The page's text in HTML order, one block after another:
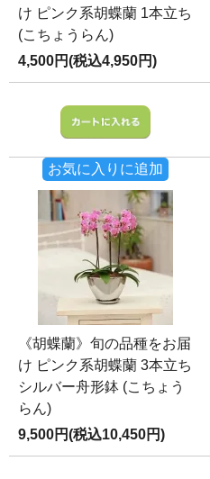
け ピンク系胡蝶蘭 1本立ち
(こちょうらん)
4,500円(税込4,950円)
お気に入りに追加
《胡蝶蘭》旬の品種をお届
け ピンク系胡蝶蘭 3本立ち
シルバー舟形鉢 (こちょう
らん)
9,500円(税込10,450円)